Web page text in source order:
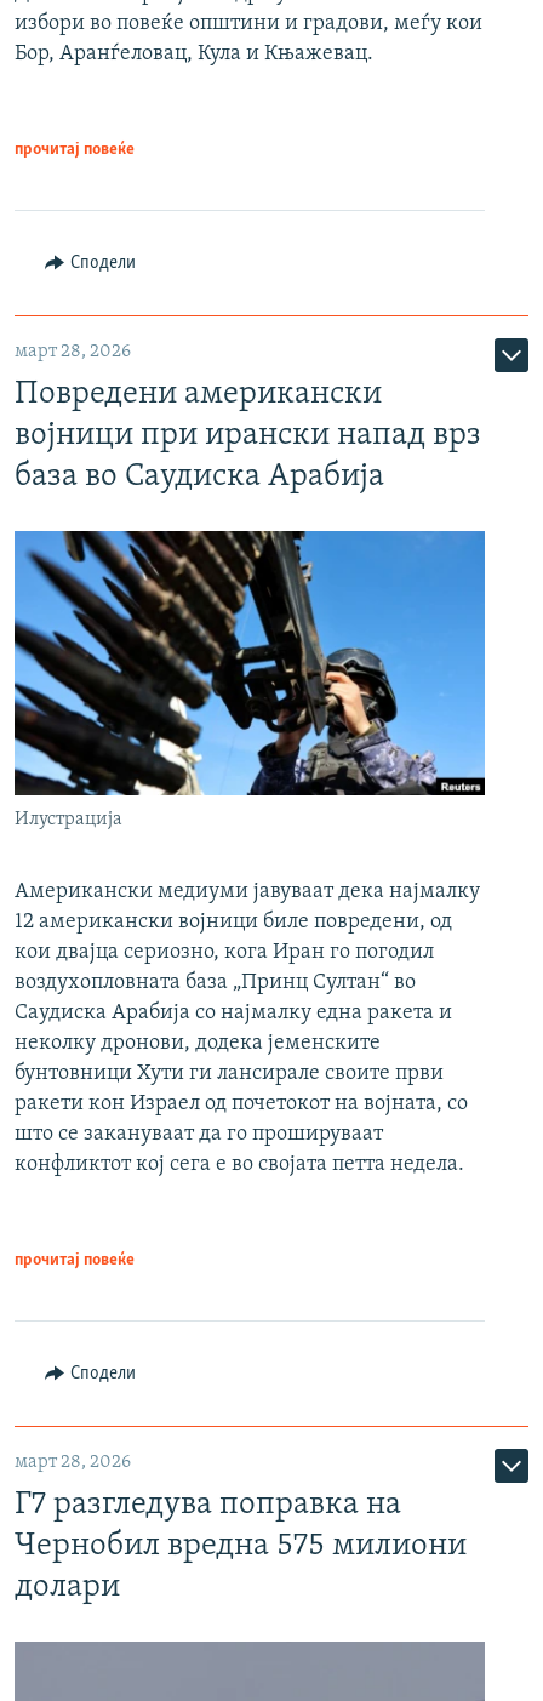
избори во повеќе општини и градови, меѓу кои
Бор, Аранѓеловац, Кула и Књажевац.
прочитај повеќе
Сподели
март 28, 2026
Повредени американски
војници при ирански напад врз
база во Саудиска Арабија
Илустрација
Американски медиуми јавуваат дека најмалку
12 американски војници биле повредени, од
кои двајца сериозно, кога Иран го погодил
воздухопловната база „Принц Султан“ во
Саудиска Арабија со најмалку една ракета и
неколку дронови, додека јеменските
бунтовници Хути ги лансирале своите први
ракети кон Израел од почетокот на војната, со
што се закануваат да го прошируваат
конфликтот кој сега е во својата петта недела.
прочитај повеќе
Сподели
март 28, 2026
Г7 разгледува поправка на
Чернобил вредна 575 милиони
долари